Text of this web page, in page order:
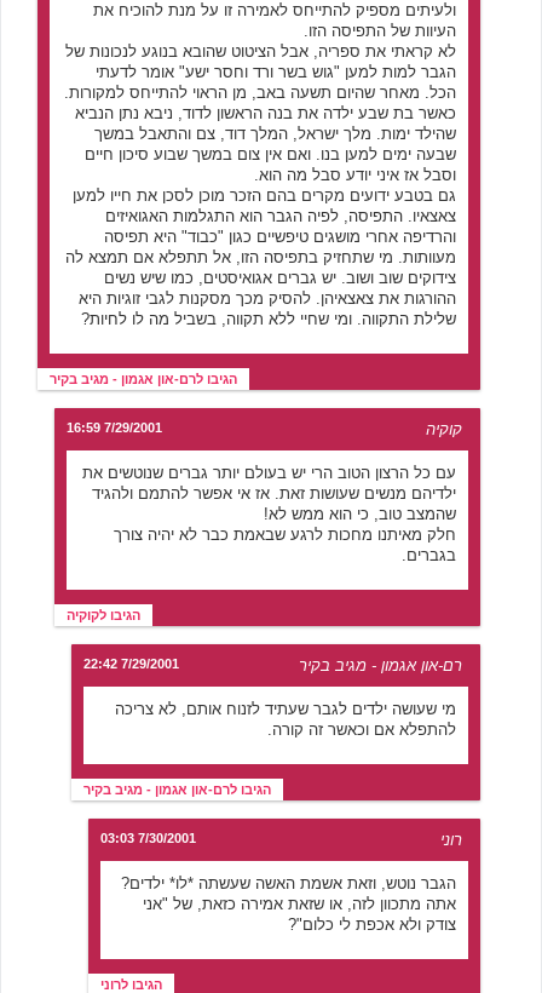
ולעיתים מספיק להתייחס לאמירה זו על מנת להוכיח את
העיוות של התפיסה הזו.
לא קראתי את ספריה, אבל הציטוט שהובא בנוגע לנכונות של
הגבר למות למען "גוש בשר ורד וחסר ישע" אומר לדעתי
הכל. מאחר שהיום תשעה באב, מן הראוי להתייחס למקורות.
כאשר בת שבע ילדה את בנה הראשון לדוד, ניבא נתן הנביא
שהילד ימות. מלך ישראל, המלך דוד, צם והתאבל במשך
שבעה ימים למען בנו. ואם אין צום במשך שבוע סיכון חיים
וסבל אז איני יודע סבל מה הוא.
גם בטבע ידועים מקרים בהם הזכר מוכן לסכן את חייו למען
צאצאיו. התפיסה, לפיה הגבר הוא התגלמות האגואיזים
והרדיפה אחרי מושגים טיפשיים כגון "כבוד" היא תפיסה
מעוותות. מי שתחזיק בתפיסה הזו, אל תתפלא אם תמצא לה
צידוקים שוב ושוב. יש גברים אגואיסטים, כמו שיש נשים
ההורגות את צאצאיהן. להסיק מכך מסקנות לגבי זוגיות היא
שלילת התקווה. ומי שחיי ללא תקווה, בשביל מה לו לחיות?
הגיבו לרם-און אגמון - מגיב בקיר
קוקיה 7/29/2001 16:59
עם כל הרצון הטוב הרי יש בעולם יותר גברים שנוטשים את
ילדיהם מנשים שעושות זאת. אז אי אפשר להתמם ולהגיד
שהמצב טוב, כי הוא ממש לא!
חלק מאיתנו מחכות לרגע שבאמת כבר לא יהיה צורך
בגברים.
הגיבו לקוקיה
רם-און אגמון - מגיב בקיר 7/29/2001 22:42
מי שעושה ילדים לגבר שעתיד לזנוח אותם, לא צריכה
להתפלא אם וכאשר זה קורה.
הגיבו לרם-און אגמון - מגיב בקיר
רוני 7/30/2001 03:03
הגבר נוטש, וזאת אשמת האשה שעשתה *לו* ילדים?
אתה מתכוון לזה, או שזאת אמירה כזאת, של "אני
צודק ולא אכפת לי כלום"?
הגיבו לרוני